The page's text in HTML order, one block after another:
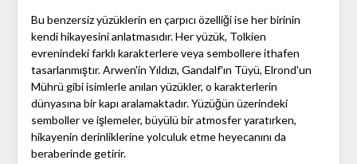
Bu benzersiz yüzüklerin en çarpıcı özelliği ise her birinin
kendi hikayesini anlatmasıdır. Her yüzük, Tolkien
evrenindeki farklı karakterlere veya sembollere ithafen
tasarlanmıştır. Arwen'in Yıldızı, Gandalf'ın Tüyü, Elrond'un
Mührü gibi isimlerle anılan yüzükler, o karakterlerin
dünyasına bir kapı aralamaktadır. Yüzüğün üzerindeki
semboller ve işlemeler, büyülü bir atmosfer yaratırken,
hikayenin derinliklerine yolculuk etme heyecanını da
beraberinde getirir.